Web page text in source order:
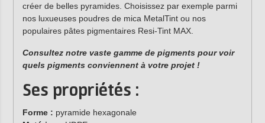
créer de belles pyramides. Choisissez par exemple parmi
nos luxueuses poudres de mica MetalTint ou nos
populaires pâtes pigmentaires Resi-Tint MAX.
Consultez notre vaste gamme de pigments pour voir
quels pigments conviennent à votre projet !
Ses propriétés :
Forme : pyramide hexagonale